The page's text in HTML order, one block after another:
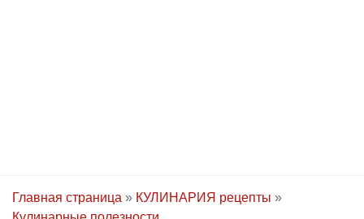
Главная страница » КУЛИНАРИЯ рецепты »